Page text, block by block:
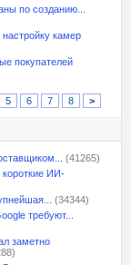
по созданию...
камер
покупателей
5 6 7 8 >
(41265)
короткие ИИ-
(34344)
требуют...
заметно